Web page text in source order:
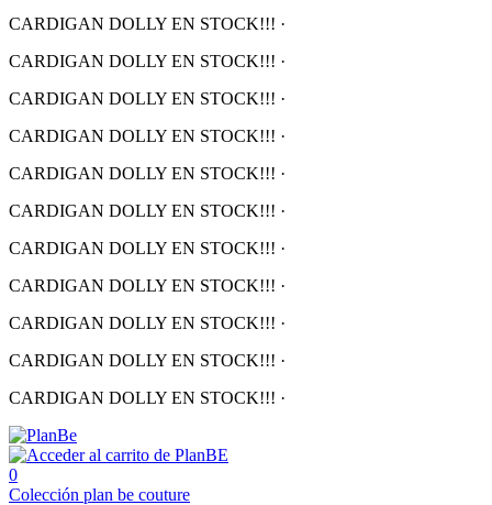
CARDIGAN DOLLY EN STOCK!!! ·
CARDIGAN DOLLY EN STOCK!!! ·
CARDIGAN DOLLY EN STOCK!!! ·
CARDIGAN DOLLY EN STOCK!!! ·
CARDIGAN DOLLY EN STOCK!!! ·
CARDIGAN DOLLY EN STOCK!!! ·
CARDIGAN DOLLY EN STOCK!!! ·
CARDIGAN DOLLY EN STOCK!!! ·
CARDIGAN DOLLY EN STOCK!!! ·
CARDIGAN DOLLY EN STOCK!!! ·
CARDIGAN DOLLY EN STOCK!!! ·
0
Colección plan be couture